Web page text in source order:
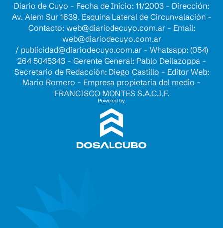
Diario de Cuyo - Fecha de Inicio: 11/2003 - Dirección:
Av. Alem Sur 1639. Esquina Lateral de Circunvalación -
Contacto: web@diariodecuyo.com.ar- Email:
web@diariodecuyo.com.ar
/ publicidad@diariodecuyo.com.ar- Whatsapp: (054)
264 5045343 - Gerente General: Pablo Dellazoppa -
Secretario de Redacción: Diego Castillo - Editor Web:
Mario Romero - Empresa propietaria del medio -
FRANCISCO MONTES S.A.C.I.F.